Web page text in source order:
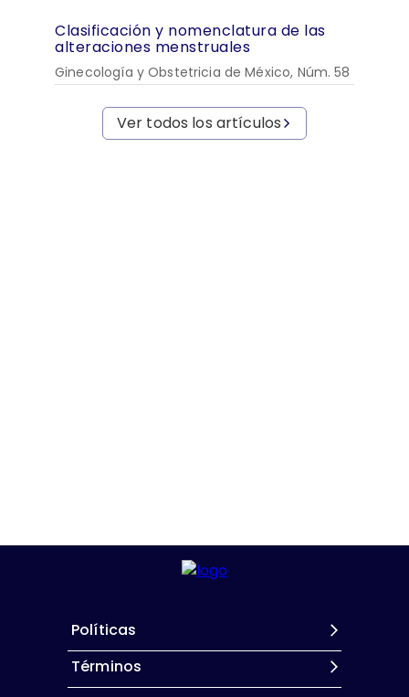
Clasificación y nomenclatura de las
alteraciones menstruales
Ginecología y Obstetricia de México, Núm. 58
Ver todos los artículos
Políticas
Términos